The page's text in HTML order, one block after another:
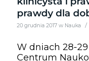
prawdy dla
20 grudnia 2017 w Nauka /
W dniach 28-
Centrum